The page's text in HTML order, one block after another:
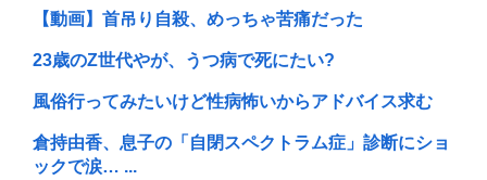
【動画】首吊り自殺、めっちゃ苦痛だった
23歳のZ世代やが、うつ病で死にたい?
風俗行ってみたいけど性病怖いからアドバイス求む
倉持由香、息子の「自閉スペクトラム症」診断にショ
ックで涙… ...